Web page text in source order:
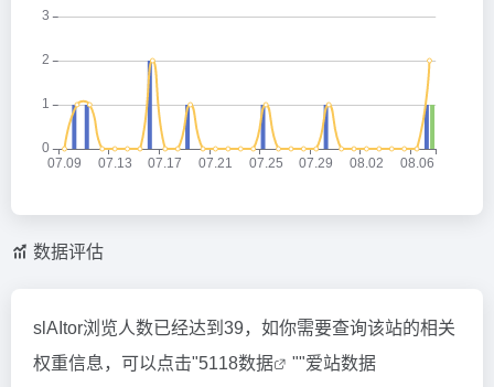
数据评估
slAItor浏览人数已经达到39，如你需要查询该站的相关
权重信息，可以点击"5118数据 ""爱站数据